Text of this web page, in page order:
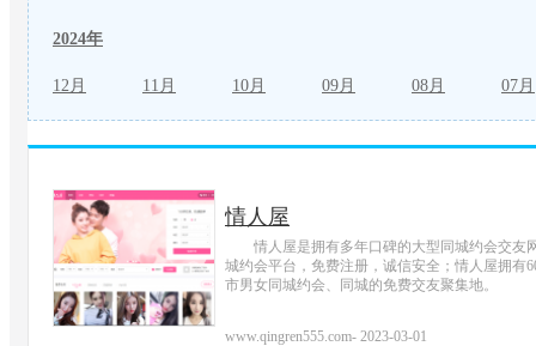
2024年
12月 11月 10月 09月 08月 07月
情人屋
情人屋是拥有多年口碑的大型同城约会交友
城约会平台，免费注册，诚信安全；情人屋拥有
市男女同城约会、同城的免费交友聚集地。
www.qingren555.com- 2023-03-01